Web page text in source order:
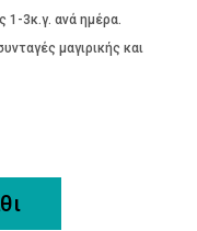
1-3κ.γ. ανά ημέρα.
μαγιρικής και